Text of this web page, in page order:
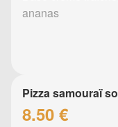
ananas
Pizza samouraï
8.50 €